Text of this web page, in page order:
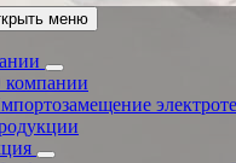
меню